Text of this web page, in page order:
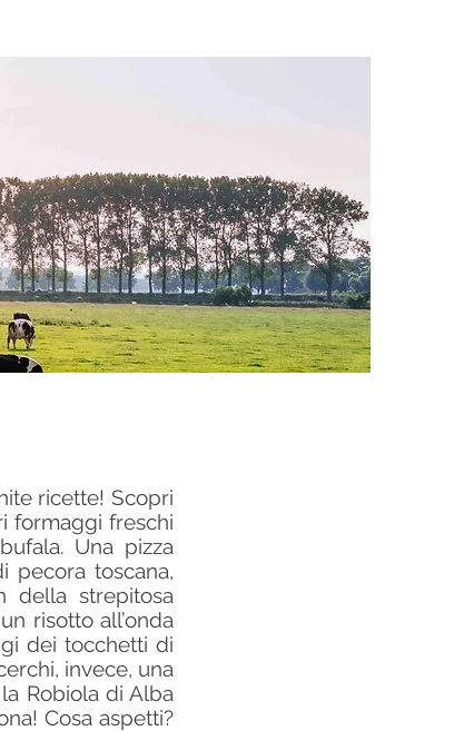
ricette! Scopri
formaggi freschi
Una pizza
pecora toscana,
della strepitosa
risotto all’onda
dei tocchetti di
invece, una
Robiola di Alba
Cosa aspetti?